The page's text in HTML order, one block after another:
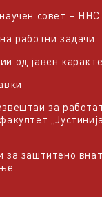
совет – ННС
работни задачи
од јавен
за
за заштитено